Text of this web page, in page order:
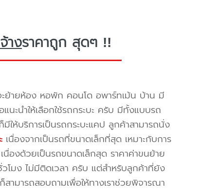
างราคาถูก สุดๆ !!
ย้ายห้อง หอพัก คอนโด อพาร์ทเม้น บ้าน มี
แนะนำให้เลือกใช้รถกระบะ ครับ มีทั้งแบบรถ
ให้บริการเป็นรถกระบะแคป ลูกค้าสามารถนั่ง
เนื่องจากเป็นรถที่ขนาดเล็กที่สุด เหมาะกับการ
งด้วยเป็นรถขนาดเล็กสุด ราคาค่าขนย้าย
มง ไม่มีติดเวลา ครับ แต่สำหรับลูกค้าที่ยัง
ามารถสอบถามเพื่อให้ทางเราช่วยพิจารณา